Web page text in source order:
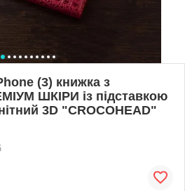
(3) книжка з
ШКІРИ із підставкою
3D "CROCOHEAD"